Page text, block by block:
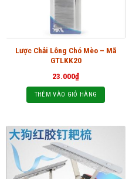
Lược Chải Lông Chó Mèo – Mã
GTLKK20
23.000₫
THÊM VÀO GIỎ HÀNG